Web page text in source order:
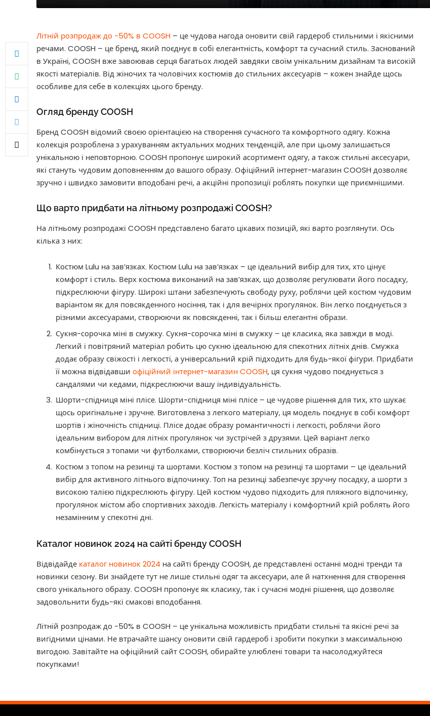
Літній розпродаж до -50% в COOSH – це чудова нагода оновити свій гардероб стильними і якісними
речами. COOSH – це бренд, який поєднує в собі елегантність, комфорт та сучасний стиль. Заснований
в Україні, COOSH вже завоював серця багатьох людей завдяки своїм унікальним дизайнам та високій
якості матеріалів. Від жіночих та чоловічих костюмів до стильних аксесуарів – кожен знайде щось
особливе для себе в колекціях цього бренду.
Огляд бренду COOSH
Бренд COOSH відомий своєю орієнтацією на створення сучасного та комфортного одягу. Кожна
колекція розроблена з урахуванням актуальних модних тенденцій, але при цьому залишається
унікальною і неповторною. COOSH пропонує широкий асортимент одягу, а також стильні аксесуари,
які стануть чудовим доповненням до вашого образу. Офіційний інтернет-магазин COOSH дозволяє
зручно і швидко замовити вподобані речі, а акційні пропозиції роблять покупки ще приємнішими.
Що варто придбати на літньому розпродажі COOSH?
На літньому розпродажі COOSH представлено багато цікавих позицій, які варто розглянути. Ось
кілька з них:
Костюм Lulu на завʼязках. Костюм Lulu на завʼязках – це ідеальний вибір для тих, хто цінує
комфорт і стиль. Верх костюма виконаний на завʼязках, що дозволяє регулювати його посадку,
підкреслюючи фігуру. Широкі штани забезпечують свободу руху, роблячи цей костюм чудовим
варіантом як для повсякденного носіння, так і для вечірніх прогулянок. Він легко поєднується з
різними аксесуарами, створюючи як повсякденні, так і більш елегантні образи.
Сукня-сорочка міні в смужку. Сукня-сорочка міні в смужку – це класика, яка завжди в моді.
Легкий і повітряний матеріал робить цю сукню ідеальною для спекотних літніх днів. Смужка
додає образу свіжості і легкості, а універсальний крій підходить для будь-якої фігури. Придбати
її можна відвідавши офіційний інтернет-магазин COOSH, ця сукня чудово поєднується з
сандалями чи кедами, підкреслюючи вашу індивідуальність.
Шорти-спідниця міні плісе. Шорти-спідниця міні плісе – це чудове рішення для тих, хто шукає
щось оригінальне і зручне. Виготовлена з легкого матеріалу, ця модель поєднує в собі комфорт
шортів і жіночність спідниці. Плісе додає образу романтичності і легкості, роблячи його
ідеальним вибором для літніх прогулянок чи зустрічей з друзями. Цей варіант легко
комбінується з топами чи футболками, створюючи безліч стильних образів.
Костюм з топом на резинці та шортами. Костюм з топом на резинці та шортами – це ідеальний
вибір для активного літнього відпочинку. Топ на резинці забезпечує зручну посадку, а шорти з
високою талією підкреслюють фігуру. Цей костюм чудово підходить для пляжного відпочинку,
прогулянок містом або спортивних заходів. Легкість матеріалу і комфортний крій роблять його
незамінним у спекотні дні.
Каталог новинок 2024 на сайті бренду COOSH
Відвідайде каталог новинок 2024 на сайті бренду COOSH, де представлені останні модні тренди та
новинки сезону. Ви знайдете тут не лише стильні одяг та аксесуари, але й натхнення для створення
свого унікального образу. COOSH пропонує як класику, так і сучасні модні рішення, що дозволяє
задовольнити будь-які смакові вподобання.
Літній розпродаж до -50% в COOSH – це унікальна можливість придбати стильні та якісні речі за
вигідними цінами. Не втрачайте шансу оновити свій гардероб і зробити покупки з максимальною
вигодою. Завітайте на офіційний сайт COOSH, обирайте улюблені товари та насолоджуйтеся
покупками!